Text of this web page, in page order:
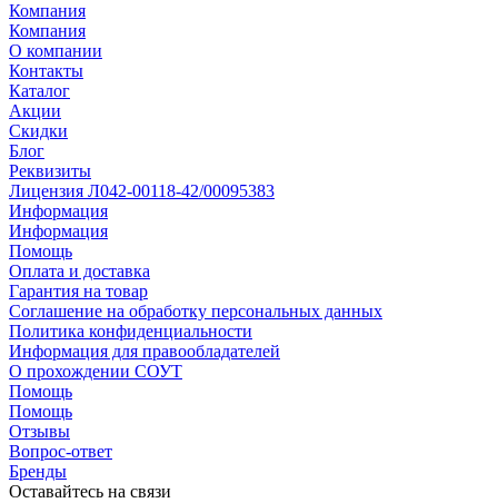
Компания
Компания
О компании
Контакты
Каталог
Акции
Скидки
Блог
Реквизиты
Лицензия Л042-00118-42/00095383
Информация
Информация
Помощь
Оплата и доставка
Гарантия на товар
Соглашение на обработку персональных данных
Политика конфиденциальности
Информация для правообладателей
О прохождении СОУТ
Помощь
Помощь
Отзывы
Вопрос-ответ
Бренды
Оставайтесь на связи